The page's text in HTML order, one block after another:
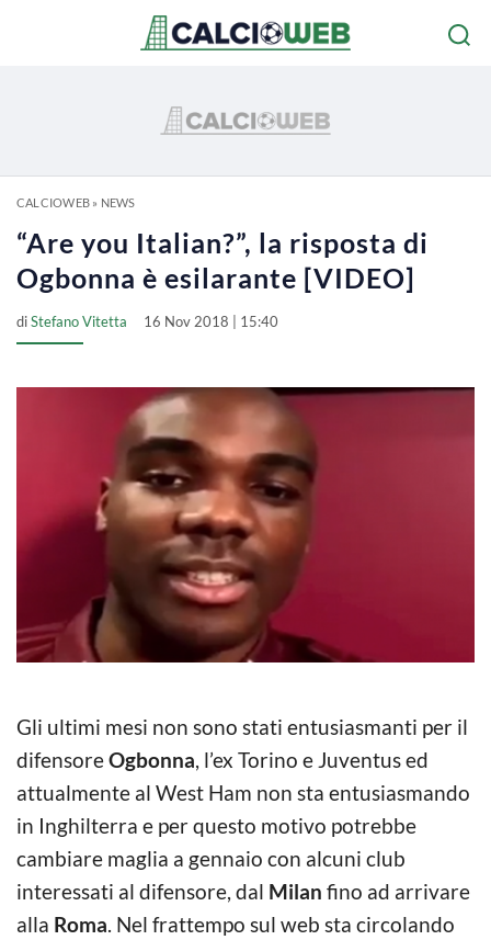
CALCIOWEB» NEWS
“Are you Italian?”, la risposta di
Ogbonna è esilarante [VIDEO]
diStefano Vitetta 16 Nov 2018 | 15:40
Gli ultimi mesi non sono stati entusiasmanti per il
difensoreOgbonna, l’ex Torino e Juventus ed
attualmente al West Ham non sta entusiasmando
in Inghilterra e per questo motivo potrebbe
cambiare maglia a gennaio con alcuni club
interessati al difensore, dal Milan fino ad arrivare
alla Roma. Nel frattempo sul web sta circolando